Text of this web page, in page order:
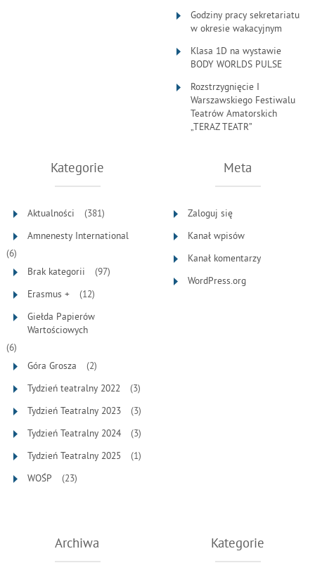
Godziny pracy sekretariatu
w okresie wakacyjnym
Klasa 1D na wystawie
BODY WORLDS PULSE
Rozstrzygnięcie I
Warszawskiego Festiwalu
Teatrów Amatorskich
„TERAZ TEATR”
Kategorie
Aktualności
(381)
Amnenesty International
(6)
Brak kategorii
(97)
Erasmus +
(12)
Giełda Papierów
Wartościowych
(6)
Góra Grosza
(2)
Tydzień teatralny 2022
(3)
Tydzień Teatralny 2023
(3)
Tydzień Teatralny 2024
(3)
Tydzień Teatralny 2025
(1)
WOŚP
(23)
Meta
Zaloguj się
Kanał wpisów
Kanał komentarzy
WordPress.org
Archiwa Kategorie